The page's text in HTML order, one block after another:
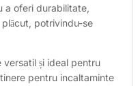
a oferi durabilitate,
potrivindu-se
versatil și ideal pentru
pentru incaltaminte